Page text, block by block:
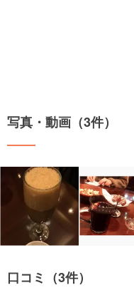
写真・動画（3件）
口コミ（3件）